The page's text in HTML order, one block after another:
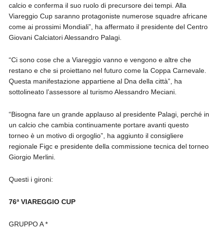
calcio e conferma il suo ruolo di precursore dei tempi. Alla
Viareggio Cup saranno protagoniste numerose squadre africane
come ai prossimi Mondiali”, ha affermato il presidente del Centro
Giovani Calciatori Alessandro Palagi.
“Ci sono cose che a Viareggio vanno e vengono e altre che
restano e che si proiettano nel futuro come la Coppa Carnevale.
Questa manifestazione appartiene al Dna della città”, ha
sottolineato l’assessore al turismo Alessandro Meciani.
“Bisogna fare un grande applauso al presidente Palagi, perché in
un calcio che cambia continuamente portare avanti questo
torneo è un motivo di orgoglio”, ha aggiunto il consigliere
regionale Figc e presidente della commissione tecnica del torneo
Giorgio Merlini.
Questi i gironi:
76ª VIAREGGIO CUP
GRUPPO A *